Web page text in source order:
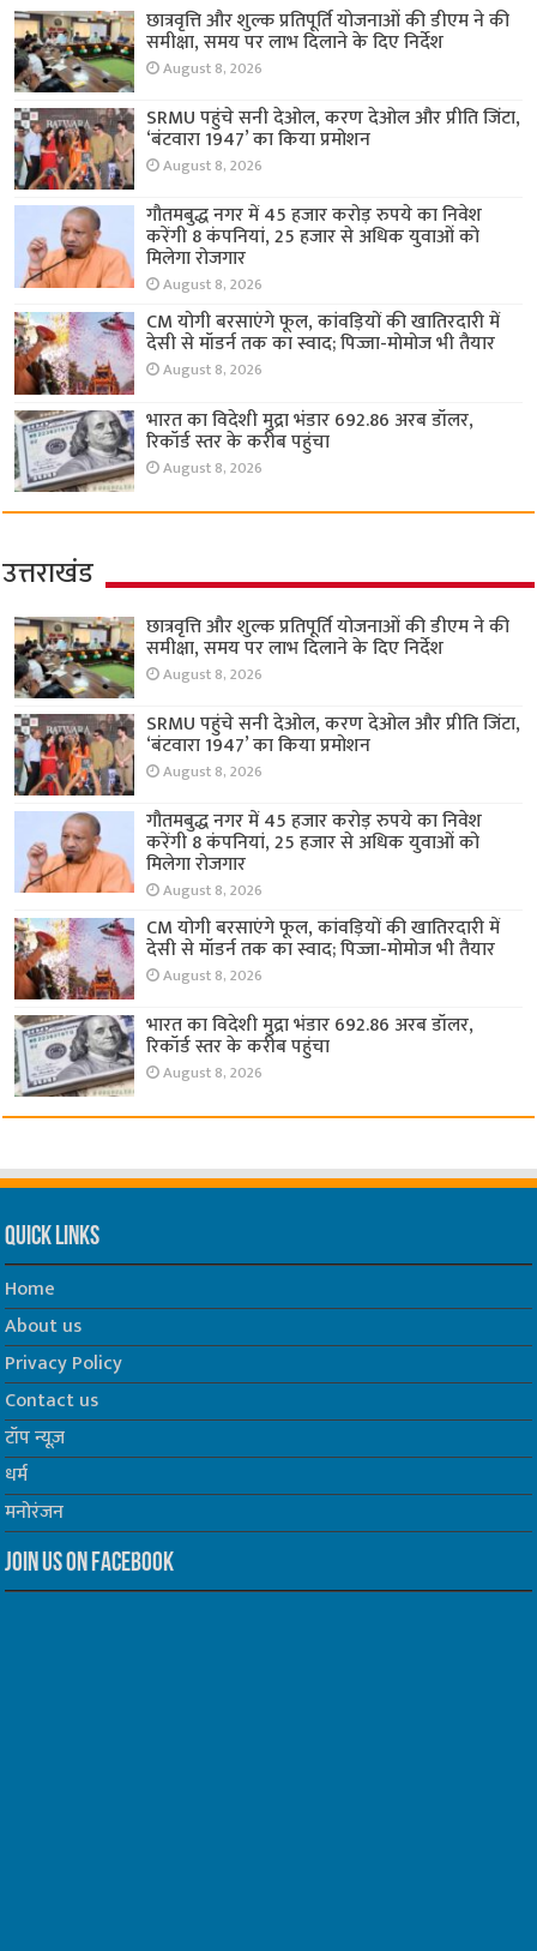
छात्रवृत्ति और शुल्क प्रतिपूर्ति योजनाओं की डीएम ने की
समीक्षा, समय पर लाभ दिलाने के दिए निर्देश
August 8, 2026
SRMU पहुंचे सनी देओल, करण देओल और प्रीति जिंटा,
‘बंटवारा 1947’ का किया प्रमोशन
August 8, 2026
गौतमबुद्ध नगर में 45 हजार करोड़ रुपये का निवेश
करेंगी 8 कंपनियां, 25 हजार से अधिक युवाओं को
मिलेगा रोजगार
August 8, 2026
CM योगी बरसाएंगे फूल, कांवड़ियों की खातिरदारी में
देसी से मॉडर्न तक का स्वाद; पिज्जा-मोमोज भी तैयार
August 8, 2026
भारत का विदेशी मुद्रा भंडार 692.86 अरब डॉलर,
रिकॉर्ड स्तर के करीब पहुंचा
August 8, 2026
उत्तराखंड
छात्रवृत्ति और शुल्क प्रतिपूर्ति योजनाओं की डीएम ने की
समीक्षा, समय पर लाभ दिलाने के दिए निर्देश
August 8, 2026
SRMU पहुंचे सनी देओल, करण देओल और प्रीति जिंटा,
‘बंटवारा 1947’ का किया प्रमोशन
August 8, 2026
गौतमबुद्ध नगर में 45 हजार करोड़ रुपये का निवेश
करेंगी 8 कंपनियां, 25 हजार से अधिक युवाओं को
मिलेगा रोजगार
August 8, 2026
CM योगी बरसाएंगे फूल, कांवड़ियों की खातिरदारी में
देसी से मॉडर्न तक का स्वाद; पिज्जा-मोमोज भी तैयार
August 8, 2026
भारत का विदेशी मुद्रा भंडार 692.86 अरब डॉलर,
रिकॉर्ड स्तर के करीब पहुंचा
August 8, 2026
Quick Links
Home
About us
Privacy Policy
Contact us
टॉप न्यूज़
धर्म
मनोरंजन
Join us on Facebook